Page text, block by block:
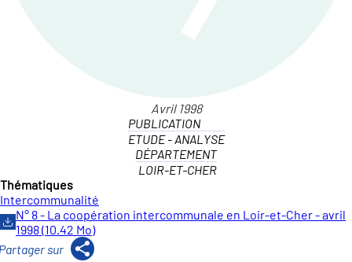
PUBLICATION
ETUDE - ANALYSE
DÉPARTEMENT
LOIR-ET-CHER
Thématiques
Intercommunalité
N° 8 - La coopération intercommunale en Loir-et-Cher - avril
1998 (10.42 Mo)